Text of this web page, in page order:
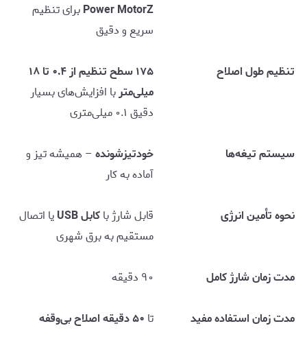
Power MotorZبرای تنظیم
سریع و دقیق
تنظیم طول اصلاح
۱۷۵ سطح تنظیم از ۰.۴ تا ۱۸
میلی‌متربا افزایش‌های بسیار
دقیق ۰.۱ میلی‌متری
سیستم تیغه‌ها خودتیزشونده– همیشه تیز و
آماده به کار
نحوه تأمین انرژی قابل شارژ باکابل USB
یا اتصال
مستقیم به برق شهری
مدت زمان شارژ کامل ۹۰ دقیقه
مدت زمان استفاده مفید تا ۵۰ دقیقه اصلاح بی‌وقفه